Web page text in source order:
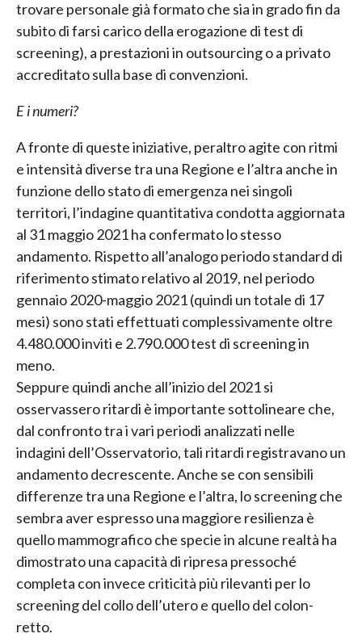
trovare personale già formato che sia in grado fin da
subito di farsi carico della erogazione di test di
screening), a prestazioni in outsourcing o a privato
accreditato sulla base di convenzioni.
E i numeri?
A fronte di queste iniziative, peraltro agite con ritmi
e intensità diverse tra una Regione e l’altra anche in
funzione dello stato di emergenza nei singoli
territori, l’indagine quantitativa condotta aggiornata
al 31 maggio 2021 ha confermato lo stesso
andamento. Rispetto all’analogo periodo standard di
riferimento stimato relativo al 2019, nel periodo
gennaio 2020-maggio 2021 (quindi un totale di 17
mesi) sono stati effettuati complessivamente oltre
4.480.000 inviti e 2.790.000 test di screening in
meno.
Seppure quindi anche all’inizio del 2021 si
osservassero ritardi è importante sottolineare che,
dal confronto tra i vari periodi analizzati nelle
indagini dell’Osservatorio, tali ritardi registravano un
andamento decrescente. Anche se con sensibili
differenze tra una Regione e l’altra, lo screening che
sembra aver espresso una maggiore resilienza è
quello mammografico che specie in alcune realtà ha
dimostrato una capacità di ripresa pressoché
completa con invece criticità più rilevanti per lo
screening del collo dell’utero e quello del colon-
retto.